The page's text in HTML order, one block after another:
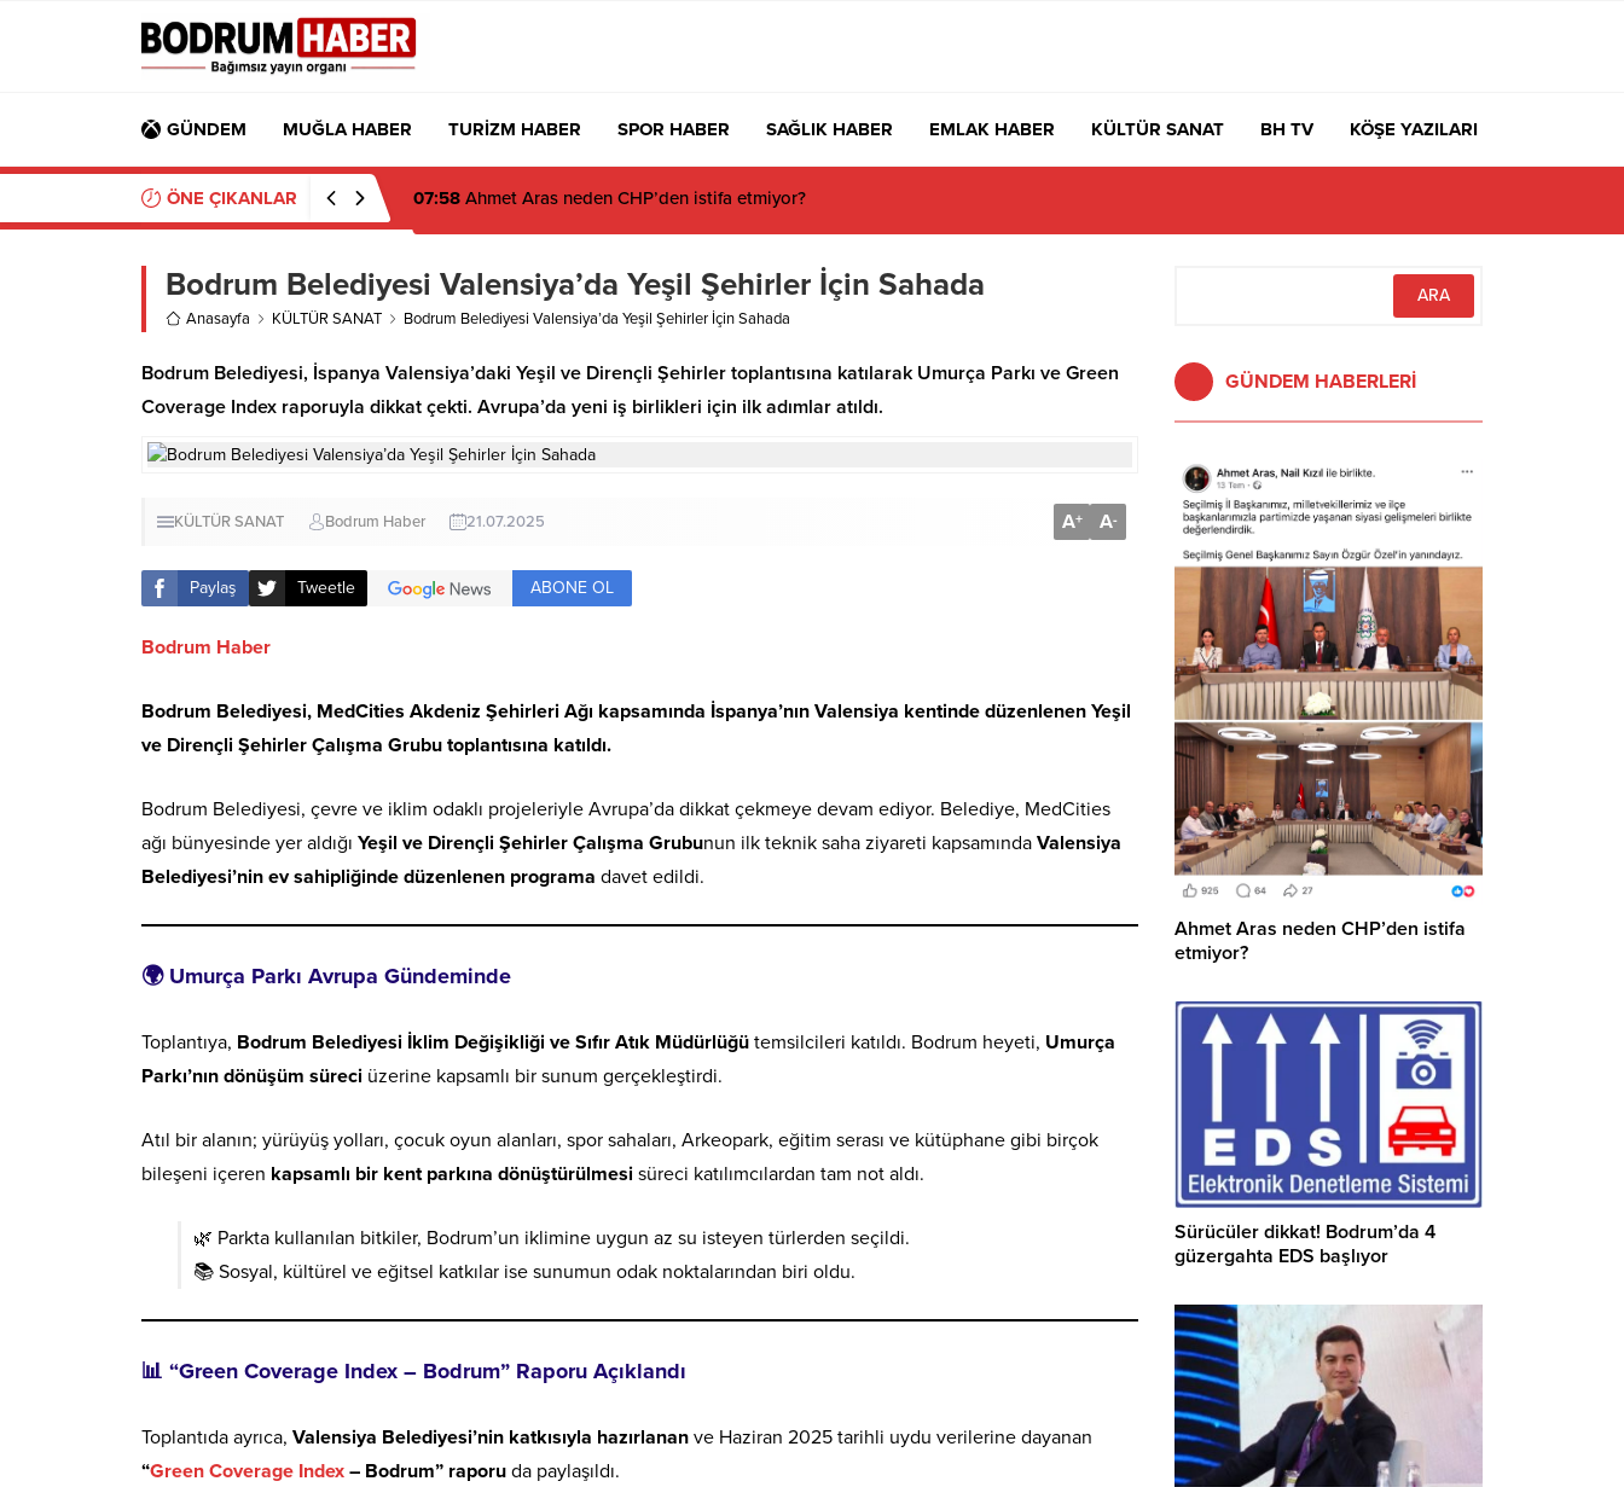
GÜNDEM MUĞLA HABER TURİZM HABER SPOR HABER SAĞLIK HABER EMLAK HABER KÜLTÜR SANAT BH TV KÖŞE YAZILARI
ÖNE ÇIKANLAR 07:26 Muğla’da 2 Milyon 280 Bin TL’lik Akü Hırsızlığı Zanlısı Yakalandı
Bodrum Belediyesi Valensiya’da Yeşil Şehirler İçin Sahada
Anasayfa KÜLTÜR SANAT Bodrum Belediyesi Valensiya’da Yeşil Şehirler İçin Sahada
Bodrum Belediyesi, İspanya Valensiya’daki Yeşil ve Dirençli Şehirler toplantısına katılarak Umurça Parkı ve Green
Coverage Index raporuyla dikkat çekti. Avrupa’da yeni iş birlikleri için ilk adımlar atıldı.
KÜLTÜR SANAT Bodrum Haber 21.07.2025 A+ A-
Paylaş Tweetle ABONE OL
Bodrum Haber
Bodrum Belediyesi, MedCities Akdeniz Şehirleri Ağı kapsamında İspanya’nın Valensiya kentinde düzenlenen Yeşil
ve Dirençli Şehirler Çalışma Grubu toplantısına katıldı.
Bodrum Belediyesi, çevre ve iklim odaklı projeleriyle Avrupa’da dikkat çekmeye devam ediyor. Belediye, MedCities
ağı bünyesinde yer aldığı Yeşil ve Dirençli Şehirler Çalışma Grubunun ilk teknik saha ziyareti kapsamında Valensiya
Belediyesi’nin ev sahipliğinde düzenlenen programa davet edildi.
🌍 Umurça Parkı Avrupa Gündeminde
Toplantıya, Bodrum Belediyesi İklim Değişikliği ve Sıfır Atık Müdürlüğü temsilcileri katıldı. Bodrum heyeti, Umurça
Parkı’nın dönüşüm süreci üzerine kapsamlı bir sunum gerçekleştirdi.
Atıl bir alanın; yürüyüş yolları, çocuk oyun alanları, spor sahaları, Arkeopark, eğitim serası ve kütüphane gibi birçok
bileşeni içeren kapsamlı bir kent parkına dönüştürülmesi süreci katılımcılardan tam not aldı.
🌿 Parkta kullanılan bitkiler, Bodrum’un iklimine uygun az su isteyen türlerden seçildi.
📚 Sosyal, kültürel ve eğitsel katkılar ise sunumun odak noktalarından biri oldu.
📊 “Green Coverage Index – Bodrum” Raporu Açıklandı
Toplantıda ayrıca, Valensiya Belediyesi’nin katkısıyla hazırlanan ve Haziran 2025 tarihli uydu verilerine dayanan
“Green Coverage Index – Bodrum” raporu da paylaşıldı.
GÜNDEM HABERLERİ
Ahmet Aras neden CHP’den istifa
etmiyor?
Sürücüler dikkat! Bodrum’da 4
güzergahta EDS başlıyor